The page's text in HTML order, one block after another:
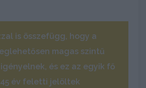
is összefügg, hogy a
magas szintű
és ez az egyik fő
45 év feletti jelöltek